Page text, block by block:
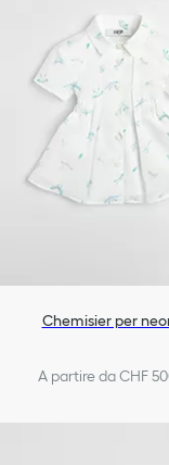
Chemisier per
A partire da CHF